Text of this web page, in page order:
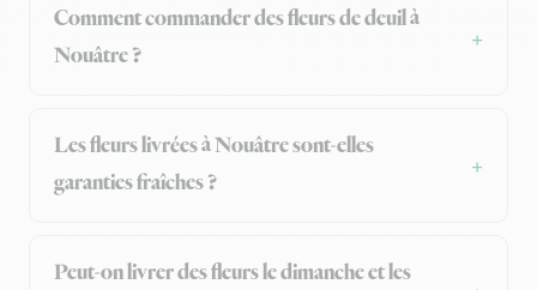
Comment commander des fleurs de deuil à
Nouâtre ?
Les fleurs livrées à Nouâtre sont-elles
garanties fraîches ?
Peut-on livrer des fleurs le dimanche et les